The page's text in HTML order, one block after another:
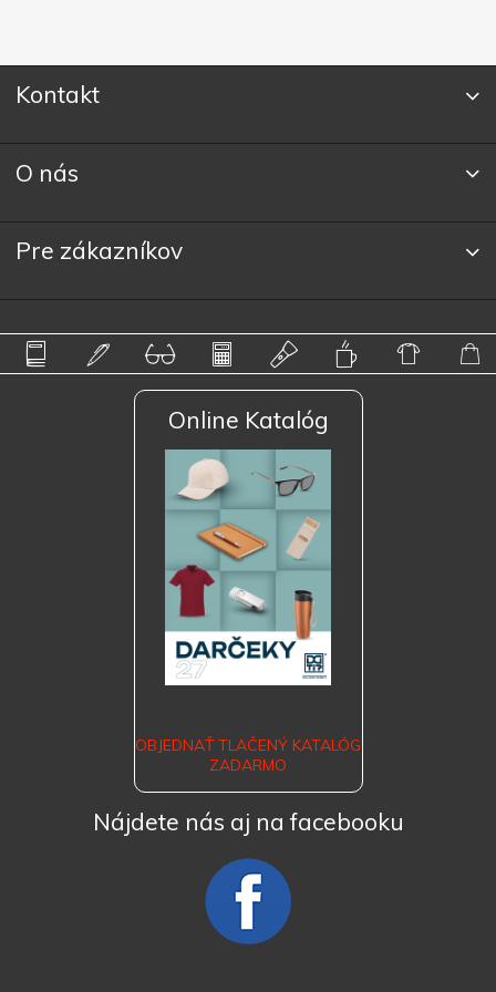
Kontakt
O nás
Pre zákazníkov
Online Katalóg
OBJEDNAŤ TLAČENÝ KATALÓG
ZADARMO
Nájdete nás aj na facebooku